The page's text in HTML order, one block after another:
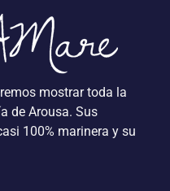
mostrar toda la
de Arousa. Sus
100% marinera y su